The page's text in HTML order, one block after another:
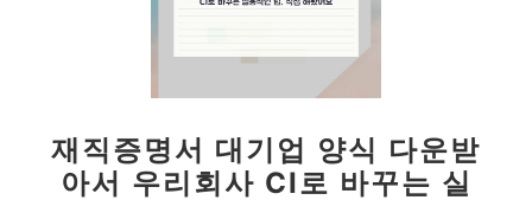
재직증명서 대기업 양식 다운받
아서 우리회사 CI로 바꾸는 실